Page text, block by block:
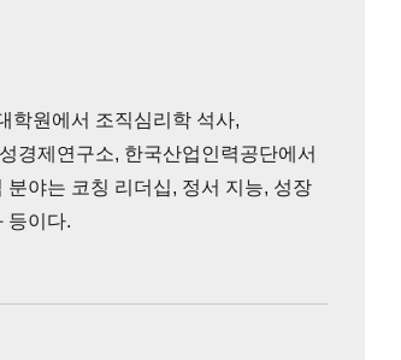
학원에서 조직심리학 석사,
경제연구소, 한국산업인력공단에서
야는 코칭 리더십, 정서 지능, 성장
등이다.